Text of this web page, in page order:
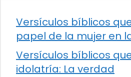
Versículos bíblicos
papel de la mujer en
Versículos bíblicos
idolatría: La verdad